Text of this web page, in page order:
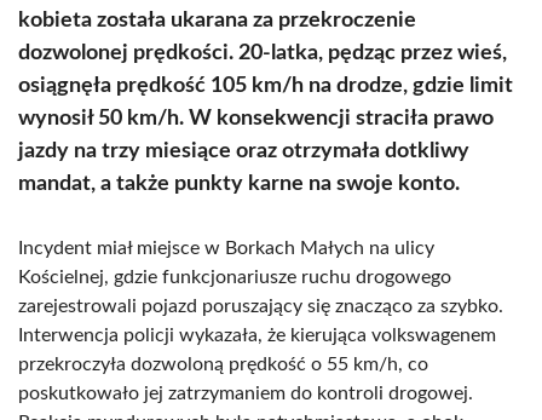
kobieta została ukarana za przekroczenie
dozwolonej prędkości. 20-latka, pędząc przez wieś,
osiągnęła prędkość 105 km/h na drodze, gdzie limit
wynosił 50 km/h. W konsekwencji straciła prawo
jazdy na trzy miesiące oraz otrzymała dotkliwy
mandat, a także punkty karne na swoje konto.
Incydent miał miejsce w Borkach Małych na ulicy
Kościelnej, gdzie funkcjonariusze ruchu drogowego
zarejestrowali pojazd poruszający się znacząco za szybko.
Interwencja policji wykazała, że kierująca volkswagenem
przekroczyła dozwoloną prędkość o 55 km/h, co
poskutkowało jej zatrzymaniem do kontroli drogowej.